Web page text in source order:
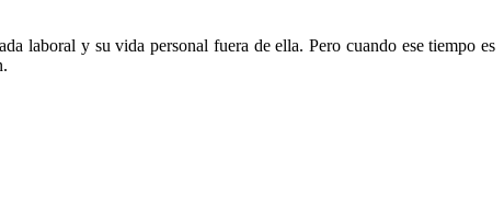
laboral y su vida personal fuera de ella. Pero cuando ese tiempo es